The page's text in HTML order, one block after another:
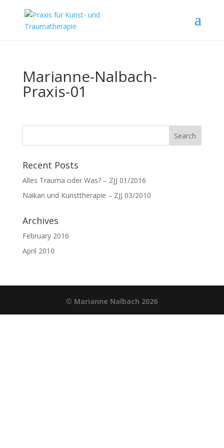
Marianne-Nalbach-
Praxis-01
Recent Posts
Alles Trauma oder Was? – ZJJ 01/2016
Naikan und Kunsttherapie – ZJJ 03/2010
Archives
February 2016
April 2010
© Marianne Nalbach 2026